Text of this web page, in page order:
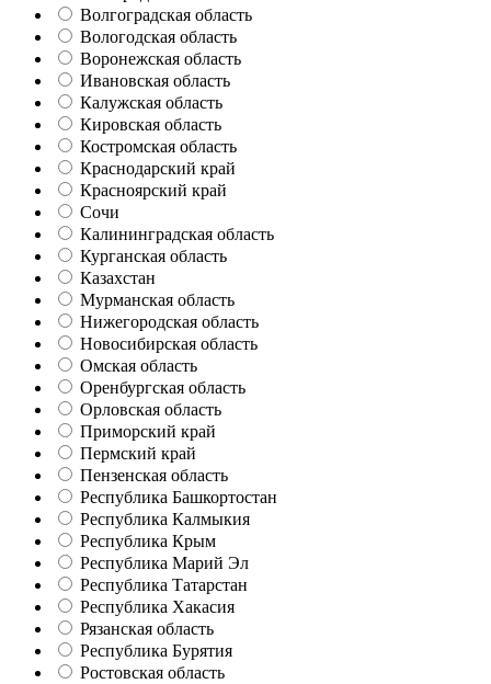
Волгоградская область
Вологодская область
Воронежская область
Ивановская область
Калужская область
Кировская область
Костромская область
Краснодарский край
Красноярский край
Сочи
Калининградская область
Курганская область
Казахстан
Мурманская область
Нижегородская область
Новосибирская область
Омская область
Оренбургская область
Орловская область
Приморский край
Пермский край
Пензенская область
Республика Башкортостан
Республика Калмыкия
Республика Крым
Республика Марий Эл
Республика Татарстан
Республика Хакасия
Рязанская область
Республика Бурятия
Ростовская область